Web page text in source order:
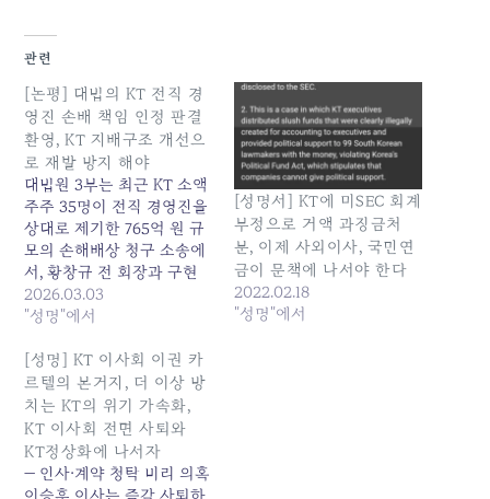
관련
[논평] 대법의 KT 전직 경
영진 손배 책임 인정 판결
환영, KT 지배구조 개선으
로 재발 방지 해야
대법원 3부는 최근 KT 소액
주주 35명이 전직 경영진을
상대로 제기한 765억 원 규
모의 손해배상 청구 소송에
서, 황창규 전 회장과 구현
모 전 대표의 배상 책임을
부정한 원심을 파기하고 사
였다. 우리는 이번 대법원
판결을 적극 환영하며, 그
의미와 과제에 대해 다음과
같이 논평한다. - 반복된 KT
경영진의 부정부패, 마침내
사법부가…
2026.03.03
"성명"에서
[성명서] KT에 미SEC 회계
부정으로 거액 과징금처
분, 이제 사외이사, 국민연
금이 문책에 나서야 한다
2022.02.18
"성명"에서
[성명] KT 이사회 이권 카
르텔의 본거지, 더 이상 방
치는 KT의 위기 가속화,
KT 이사회 전면 사퇴와
KT정상화에 나서자
— 인사·계약 청탁 비리 의혹